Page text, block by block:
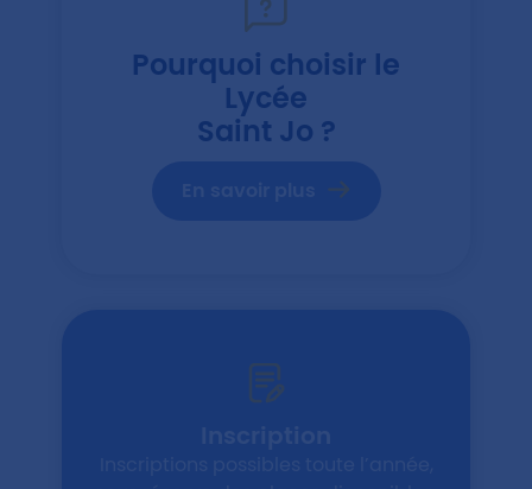
Pourquoi choisir le
Lycée
Saint Jo ?